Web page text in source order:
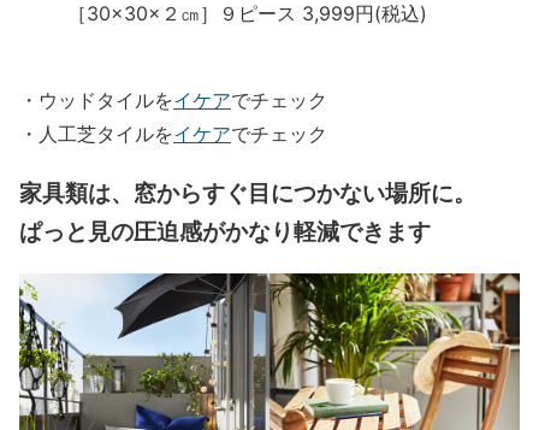
［30×30×２㎝］９ピース 3,999円(税込)
・ウッドタイルをイケアでチェック
・人工芝タイルをイケアでチェック
家具類は、窓からすぐ目につかない場所に。
ぱっと見の圧迫感がかなり軽減できます